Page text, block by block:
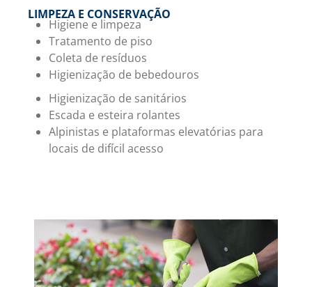
LIMPEZA E CONSERVAÇÃO
Higiene e limpeza
Tratamento de piso
Coleta de resíduos
Higienização de bebedouros
Higienização de sanitários
Escada e esteira rolantes
Alpinistas e plataformas elevatórias para
locais de difícil acesso